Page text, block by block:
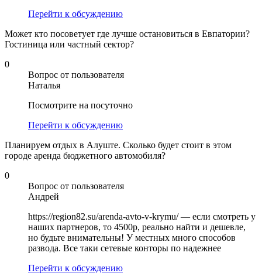
Перейти к обсуждению
Может кто посоветует где лучше остановиться в Евпатории?
Гостиница или частный сектор?
0
Вопрос от пользователя
Наталья
Посмотрите на посуточно
Перейти к обсуждению
Планируем отдых в Алуште. Сколько будет стоит в этом
городе аренда бюджетного автомобиля?
0
Вопрос от пользователя
Андрей
https://region82.su/arenda-avto-v-krymu/ — если смотреть у
наших партнеров, то 4500р, реально найти и дешевле,
но будьте внимательны! У местных много способов
развода. Все таки сетевые конторы по надежнее
Перейти к обсуждению